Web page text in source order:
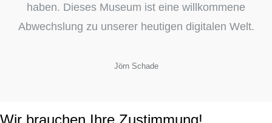
haben. Dieses Museum ist eine willkommene
Abwechslung zu unserer heutigen digitalen Welt.
Jörn Schade
Wir brauchen Ihre Zustimmung!